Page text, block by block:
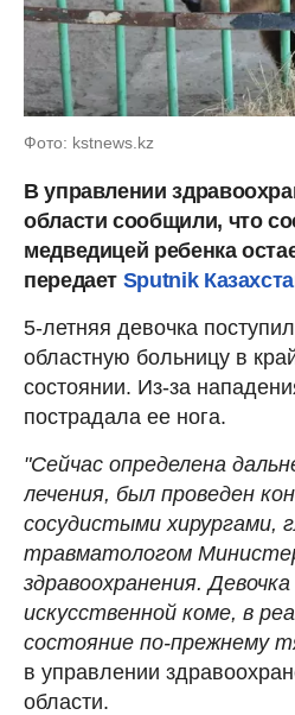
Фото: kstnews.kz
В управлении
области сообщили, что
медведицей ребенка
передает Sputnik
5-летняя девочка
областную больницу в
состоянии. Из-за
пострадала ее нога.
"Сейчас определена
лечения, был проведен
сосудистыми хирургами,
травматологом
здравоохранения.
искусственной коме, в
состояние по-прежнему
в управлении
области.